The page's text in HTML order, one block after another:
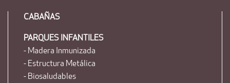
CABAÑAS
PARQUES INFANTILES
- Madera Inmunizada
- Estructura Metálica
- Biosaludables